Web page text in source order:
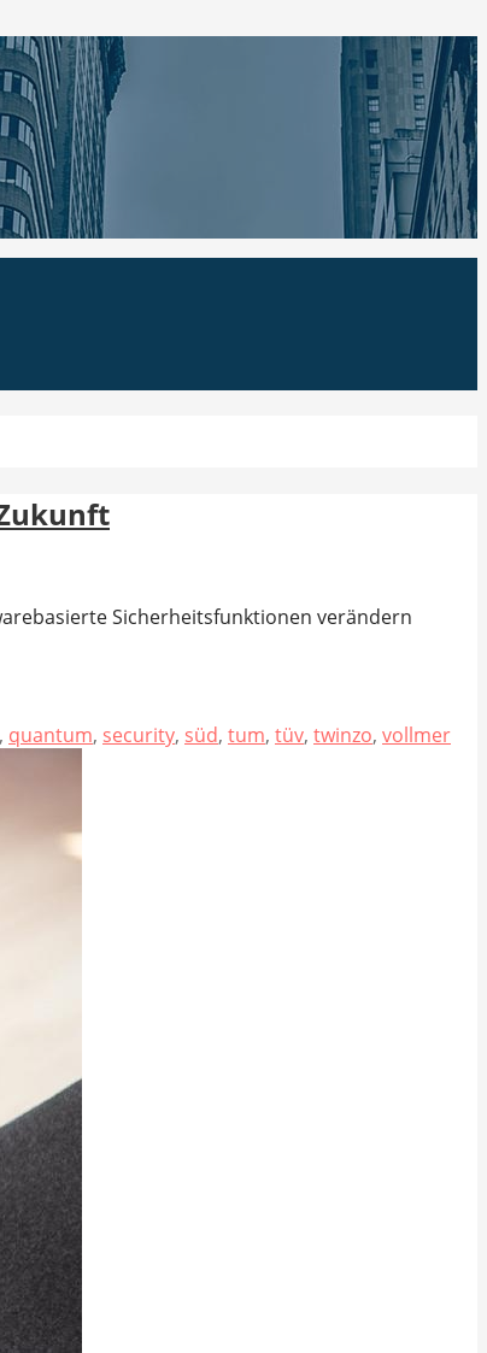
Sicherheitsfunktionen verändern
, quantum, security, süd, tum, tüv, twinzo, vollmer